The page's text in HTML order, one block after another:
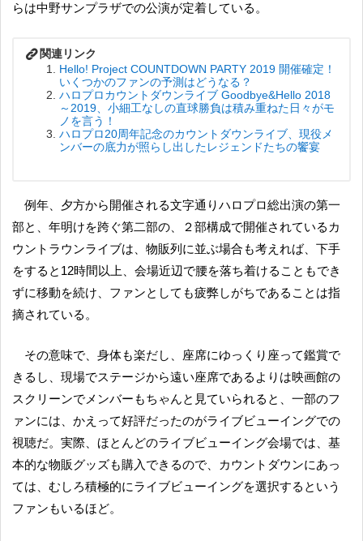
らは中野サンプラザでの公演が定着している。
Hello! Project COUNTDOWN PARTY 2019 開催確定！
いくつかのファンの予測はどうなる？
ハロプロカウントダウンライブ Goodbye&Hello 2018
～2019、小細工なしの直球勝負は積み重ねた日々がモ
ノを言う！
ハロプロ20周年記念のカウントダウンライブ、現役メ
ンバーの底力が照らし出したレジェンドたちの饗宴
例年、夕方から開催される文字通りハロプロ総出演の第一
部と、年明けを跨ぐ第二部の、２部構成で開催されているカ
ウントラウンライブは、物販列に並ぶ場合も考えれば、下手
をすると12時間以上、会場近辺で腰を落ち着けることもでき
ずに移動を続け、ファンとしても疲弊しがちであることは指
摘されている。
その意味で、身体も楽だし、座席にゆっくり座って鑑賞で
きるし、現場でステージから遠い座席であるよりは映画館の
スクリーンでメンバーもちゃんと見ていられると、一部のフ
ァンには、かえって好評だったのがライブビューイングでの
視聴だ。実際、ほとんどのライブビューイング会場では、基
本的な物販グッズも購入できるので、カウントダウンにあっ
ては、むしろ積極的にライブビューイングを選択するという
ファンもいるほど。